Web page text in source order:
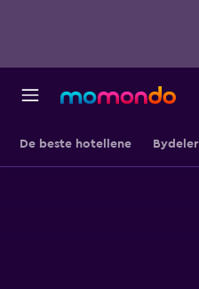
De beste hotellene Bydeler